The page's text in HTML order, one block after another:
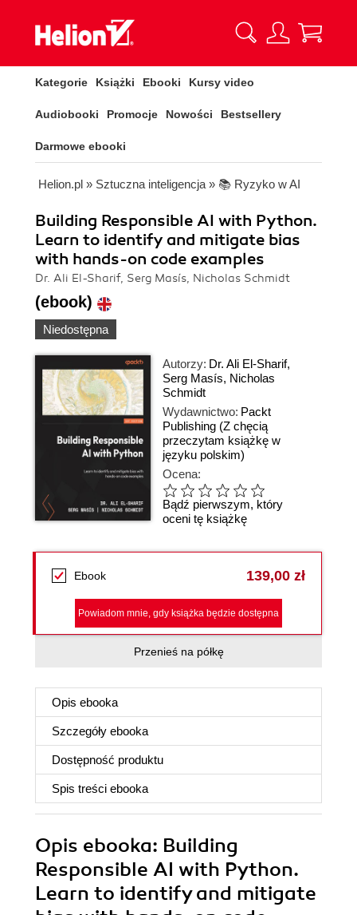
Kategorie Książki Ebooki Kursy video
Audiobooki Promocje Nowości Bestsellery
Darmowe ebooki
Helion.pl » Sztuczna inteligencja » 📚 Ryzyko w AI
Building Responsible AI with Python.
Learn to identify and mitigate bias
with hands-on code examples
Dr. Ali El-Sharif, Serg Masís, Nicholas Schmidt
(ebook)
Niedostępna
Autorzy: Dr. Ali El-Sharif,
Serg Masís, Nicholas
Schmidt
Wydawnictwo: Packt
Publishing (Z chęcią
przeczytam książkę w
języku polskim)
Ocena:
Bądź pierwszym, który
oceni tę książkę
Ebook 139,00 zł
Powiadom mnie, gdy książka będzie dostępna
Przenieś na półkę
Opis ebooka
Szczegóły ebooka
Dostępność produktu
Spis treści ebooka
Opis ebooka: Building
Responsible AI with Python.
Learn to identify and mitigate